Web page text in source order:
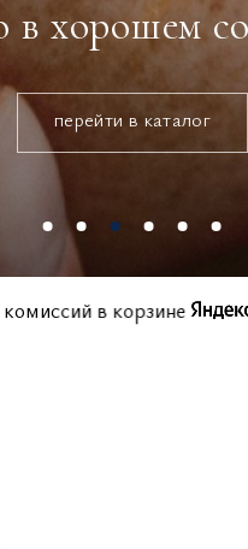
в хорошем
перейти в каталог
без комиссий в корзине